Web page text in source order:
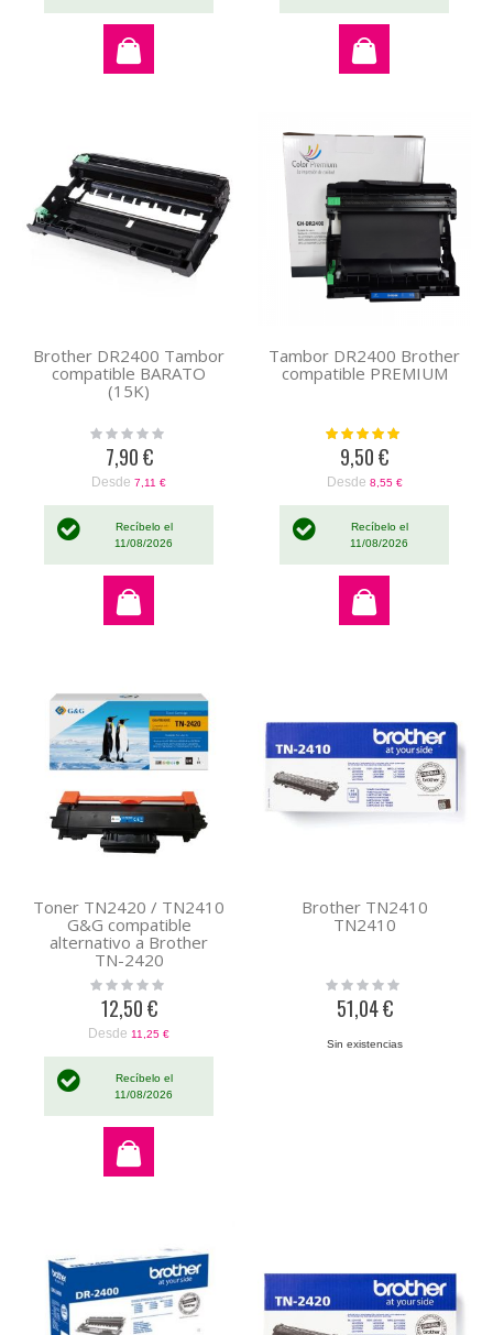
Brother DR2400 Tambor
compatible BARATO
(15K)
Rating:
7,90 €
Desde 7,11 €
Recíbelo el
11/08/2026
Tambor DR2400 Brother
compatible PREMIUM
Valoración:
9,50 €
Desde 8,55 €
Recíbelo el
11/08/2026
Toner TN2420 / TN2410
G&G compatible
alternativo a Brother
TN-2420
Rating:
12,50 €
Desde 11,25 €
Recíbelo el
11/08/2026
Brother TN2410
TN2410
Rating:
51,04 €
Sin existencias